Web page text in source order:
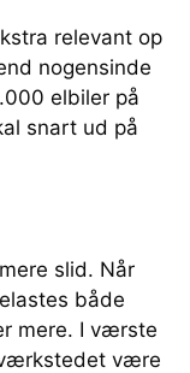
relevant op
nogensinde
elbiler på
snart ud på
slid. Når
både
mere. I værste
være